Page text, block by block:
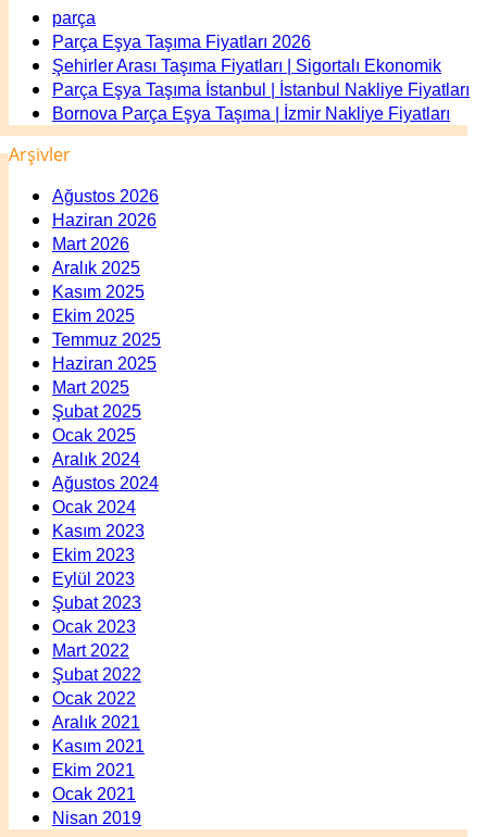
parça
Parça Eşya Taşıma Fiyatları 2026
Şehirler Arası Taşıma Fiyatları | Sigortalı Ekonomik
Parça Eşya Taşıma İstanbul | İstanbul Nakliye Fiyatları
Bornova Parça Eşya Taşıma | İzmir Nakliye Fiyatları
Arşivler
Ağustos 2026
Haziran 2026
Mart 2026
Aralık 2025
Kasım 2025
Ekim 2025
Temmuz 2025
Haziran 2025
Mart 2025
Şubat 2025
Ocak 2025
Aralık 2024
Ağustos 2024
Ocak 2024
Kasım 2023
Ekim 2023
Eylül 2023
Şubat 2023
Ocak 2023
Mart 2022
Şubat 2022
Ocak 2022
Aralık 2021
Kasım 2021
Ekim 2021
Ocak 2021
Nisan 2019